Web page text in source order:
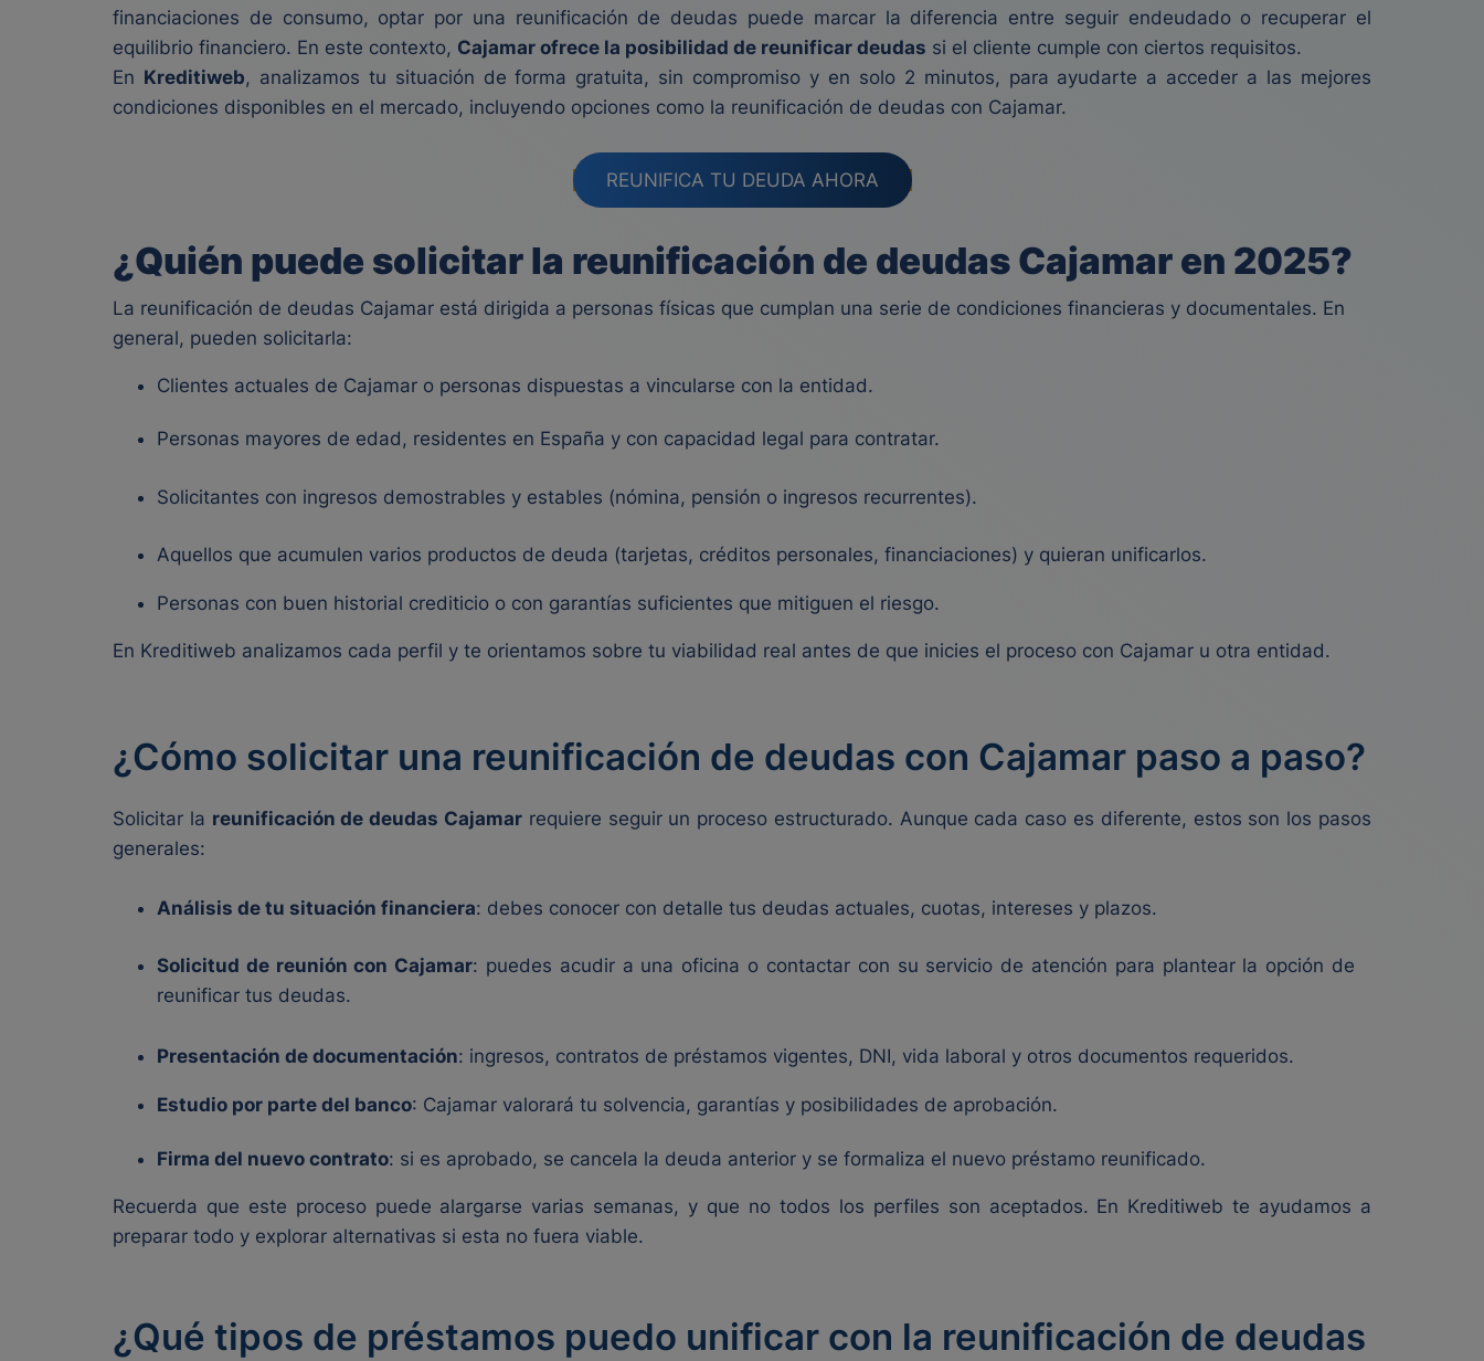
financiaciones de consumo, optar por una reunificación de deudas puede marcar la diferencia entre seguir endeudado o recuperar el
equilibrio financiero. En este contexto, Cajamar ofrece la posibilidad de reunificar deudas si el cliente cumple con ciertos requisitos.
En Kreditiweb, analizamos tu situación de forma gratuita, sin compromiso y en solo 2 minutos, para ayudarte a acceder a las mejores
condiciones disponibles en el mercado, incluyendo opciones como la reunificación de deudas con Cajamar.
REUNIFICA TU DEUDA AHORA
¿Quién puede solicitar la reunificación de deudas Cajamar en 2025?
La reunificación de deudas Cajamar está dirigida a personas físicas que cumplan una serie de condiciones financieras y documentales. En
general, pueden solicitarla:
Clientes actuales de Cajamar o personas dispuestas a vincularse con la entidad.
Personas mayores de edad, residentes en España y con capacidad legal para contratar.
Solicitantes con ingresos demostrables y estables (nómina, pensión o ingresos recurrentes).
Aquellos que acumulen varios productos de deuda (tarjetas, créditos personales, financiaciones) y quieran unificarlos.
Personas con buen historial crediticio o con garantías suficientes que mitiguen el riesgo.
En Kreditiweb analizamos cada perfil y te orientamos sobre tu viabilidad real antes de que inicies el proceso con Cajamar u otra entidad.
¿Cómo solicitar una reunificación de deudas con Cajamar paso a paso?
Solicitar la reunificación de deudas Cajamarrequiere seguir un proceso estructurado. Aunque cada caso es diferente, estos son los pasos
generales:
Análisis de tu situación financiera: debes conocer con detalle tus deudas actuales, cuotas, intereses y plazos.
Solicitud de reunión con Cajamar: puedes acudir a una oficina o contactar con su servicio de atención para plantear la opción de
reunificar tus deudas.
Presentación de documentación: ingresos, contratos de préstamos vigentes, DNI, vida laboral y otros documentos requeridos.
Estudio por parte del banco: Cajamar valorará tu solvencia, garantías y posibilidades de aprobación.
Firma del nuevo contrato: si es aprobado, se cancela la deuda anterior y se formaliza el nuevo préstamo reunificado.
Recuerda que este proceso puede alargarse varias semanas, y que no todos los perfiles son aceptados. En Kreditiweb te ayudamos a
preparar todo y explorar alternativas si esta no fuera viable.
¿Qué tipos de préstamos puedo unificar con la reunificación de deudas